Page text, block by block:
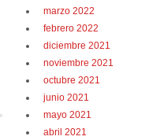
marzo 2022
febrero 2022
diciembre 2021
noviembre 2021
octubre 2021
junio 2021
mayo 2021
abril 2021